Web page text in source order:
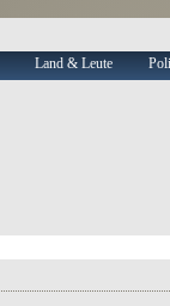
Land & Leute